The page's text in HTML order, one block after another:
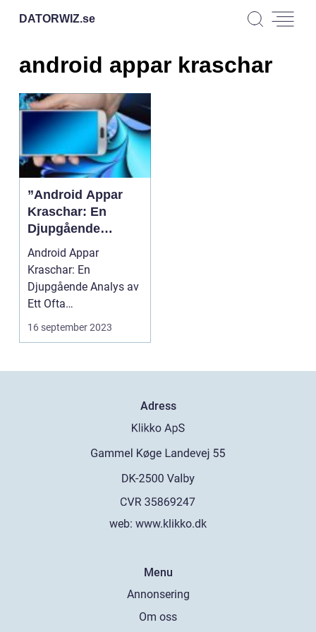
DATORWIZ.se
android appar kraschar
”Android Appar
Kraschar: En
Djupgående
Analys av Ett Ofta
Förekommande
Problem”
Android Appar
Kraschar: En
Djupgående Analys av
Ett Ofta
Förekommande
Problem Översikt över
16 september 2023
Adress
web: www.klikko.dk
Menu
Annonsering
Om oss